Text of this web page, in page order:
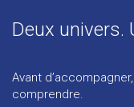
Deux univers.
Avant
comprendre.